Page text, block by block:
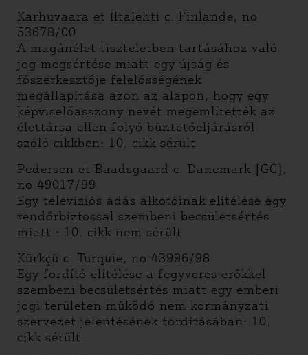
Karhuvaara et Iltalehti c. Finlande, no
53678/00
A magánélet tiszteletben tartásához való
jog megsértése miatt egy újság és
főszerkesztője felelősségének
megállapítása azon az alapon, hogy egy
képviselőasszony nevét megemlítették az
élettársa ellen folyó büntetőeljárásról
szóló cikkben: 10. cikk sérült
Pedersen et Baadsgaard c. Danemark [GC],
no 49017/99
Egy televíziós adás alkotóinak elítélése egy
rendőrbiztossal szembeni becsületsértés
miatt : 10. cikk nem sérült
Kürkçü c. Turquie, no 43996/98
Egy fordító elítélése a fegyveres erőkkel
szembeni becsületsértés miatt egy emberi
jogi területen működő nem kormányzati
szervezet jelentésének fordításában: 10.
cikk sérült